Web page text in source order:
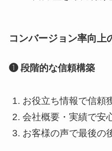
コンバージョン率向上
❶ 段階的な信頼構築
お役立ち情報で信頼
会社概要・実績で安
お客様の声で最後の